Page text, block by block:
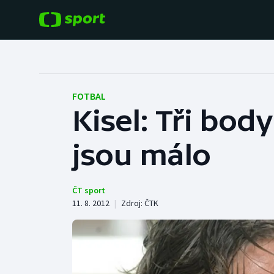
Hokej
Tenis
Cyklistika
Baseball a softbal
Basketbal
Boby a skeleton
Box
FOTBAL
Kisel: Tři
jsou málo
ČT sport
11. 8. 2012 | Zdroj: ČTK